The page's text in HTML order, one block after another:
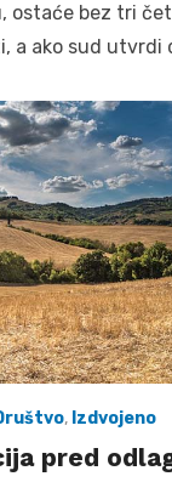
ostaće bez tri
a ako sud utvrdi
, Izdvojeno
pred